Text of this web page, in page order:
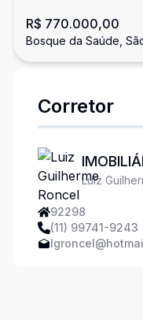
R$ 770.000,00
Bosque da Saúde,
Corretor
Luiz
92298
(11) 99741-9243